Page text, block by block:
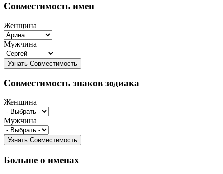
Совместимость имен
Женщина
Мужчина
Совместимость знаков зодиака
Женщина
Мужчина
Больше о именах